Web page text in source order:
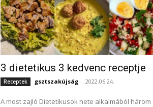
3 dietetikus 3 kedvenc receptje
Receptek gsztszakújság - 2022.06.24.
A most zajló Dietetikusok hete alkalmából három